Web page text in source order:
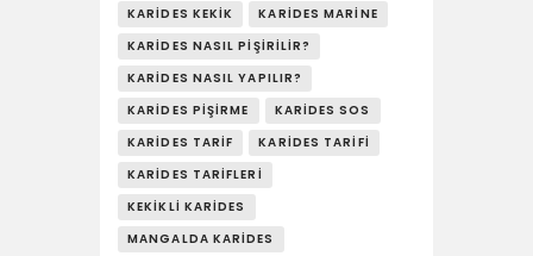
KARIDES KEKIK
KARIDES MARINE
KARIDES NASIL PIŞIRILIR?
KARIDES NASIL YAPILIR?
KARIDES PIŞIRME
KARIDES SOS
KARIDES TARIF
KARIDES TARIFI
KARIDES TARIFLERI
KEKIKLI KARIDES
MANGALDA KARIDES